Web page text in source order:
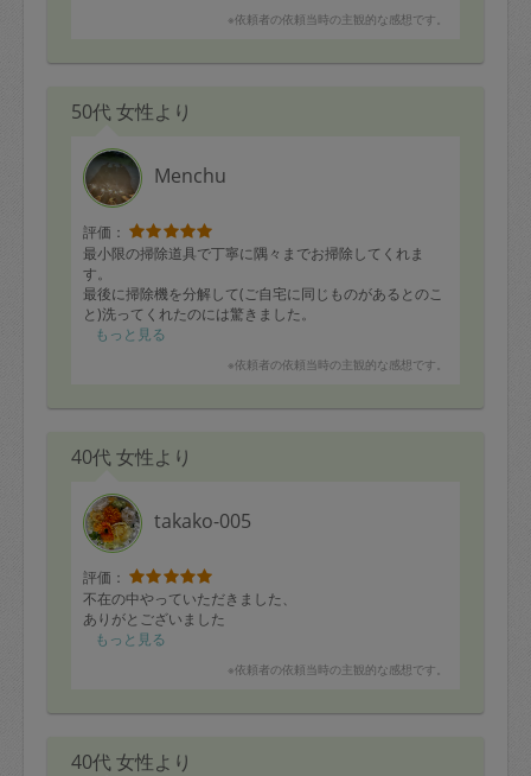
※依頼者の依頼当時の主観的な感想です。
50代 女性より
Menchu
評価：
最小限の掃除道具で丁寧に隅々までお掃除してくれま
す。
最後に掃除機を分解して(ご自宅に同じものがあるとのこ
と)洗ってくれたのには驚きました。
本当は定期でお願いしたいですが
もっと見る
※依頼者の依頼当時の主観的な感想です。
40代 女性より
takako-005
評価：
不在の中やっていただきました、
ありがとございました
もっと見る
※依頼者の依頼当時の主観的な感想です。
40代 女性より